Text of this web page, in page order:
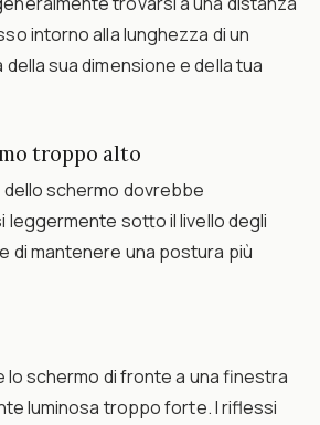
intorno alla lunghezza di un
sua dimensione e della tua
troppo alto
schermo dovrebbe
leggermente sotto il livello degli
di mantenere una postura più
lo schermo di fronte a una finestra
luminosa troppo forte. I riflessi